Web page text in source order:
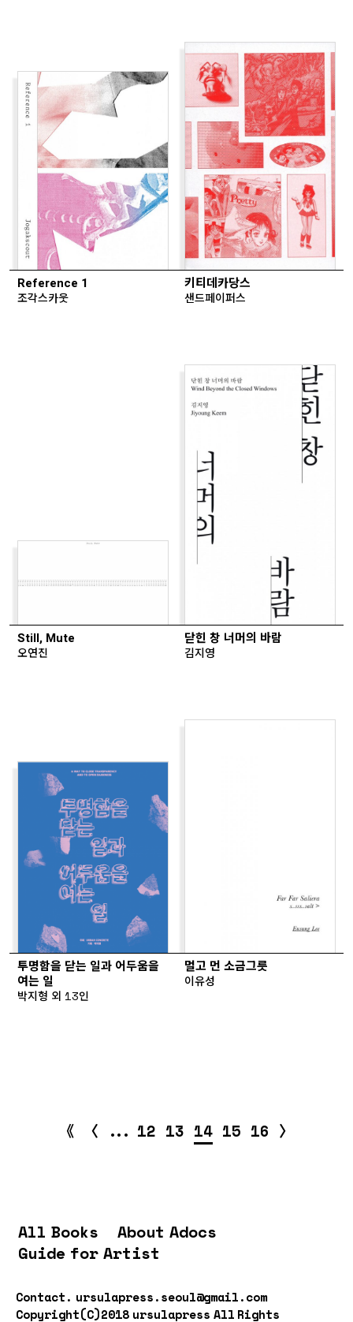
Reference 1
조각스카웃
키티데카당스
샌드페이퍼스
Still, Mute
오연진
닫힌 창 너머의 바람
김지영
투명함을 닫는 일과 어두움을
여는 일
박지형 외 13인
멀고 먼 소금그릇
이유성
《 〈 ... 12 13 14 15 16 〉
All Books
About Adocs
Guide for Artist
Contact. ursulapress.seoul@gmail.com
Copyright(C)2018 ursulapress All Rights